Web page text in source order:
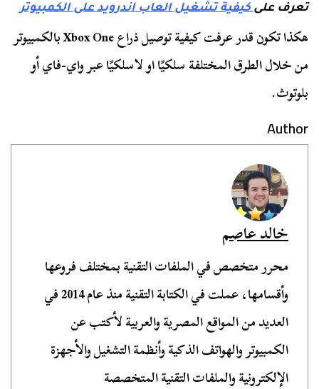
تعرف علىكيفية تشغيل العاب اندرويد على الكمبيوتر
هكذا تكون قدر عرفت كيفية توصيل ذراع Xbox One بالكمبيوتر
من خلال الطرق المختلفة سلكيًا او لاسلكيًا عبر واي-فاي أو
بلوتوث.
Author
خالد عاصم
محرر متخصص في الملفات التقنية بمختلف فروعها
وأقسامها، عملت في الكتابة التقنية منذ عام 2014 في
العديد من المواقع المصرية والعربية لأكتب عن
الكمبيوتر والهواتف الذكية وأنظمة التشغيل والأجهزة
الإلكترونية والملفات التقنية المتخصصة